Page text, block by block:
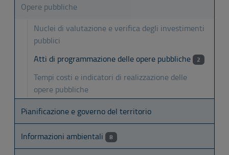
Opere pubbliche
Nuclei di valutazione e verifica degli investimenti
pubblici
Atti di programmazione delle opere pubbliche
2
Tempi costi e indicatori di realizzazione delle
opere pubbliche
Pianificazione e governo del territorio
Informazioni ambientali 8